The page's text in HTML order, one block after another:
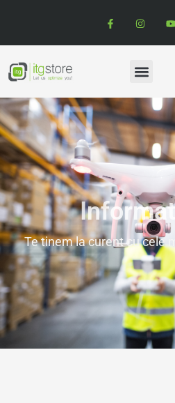
Te tinem la curent cu cele